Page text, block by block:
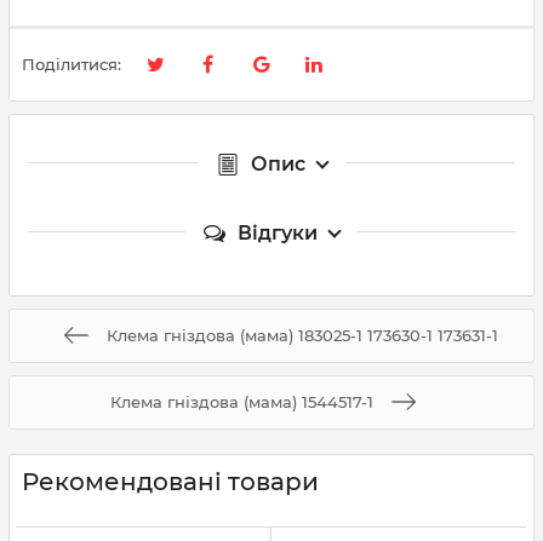
Поділитися:
Опис
Відгуки
Клема гніздова (мама) 183025-1 173630-1 173631-1
Клема гніздова (мама) 1544517-1
Рекомендовані товари